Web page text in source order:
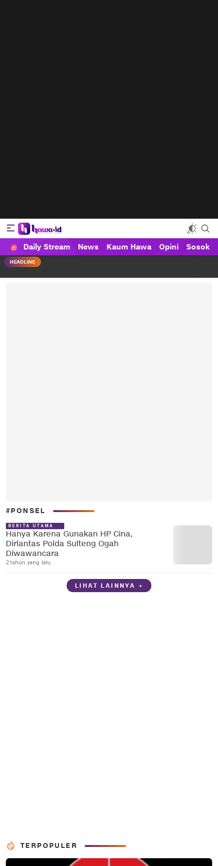
HAWA
Haluan Wanita Indonesia
Daily Stream News Kaum Hawa Opini Sosok
HEADLINE
#PONSEL
BERITA UTAMA
Hanya Karena Gunakan HP Cina,
Dirlantas Polda Sulteng Ogah
Diwawancara
2 tahun yang lalu
LIHAT LAINNYA +
TERPOPULER